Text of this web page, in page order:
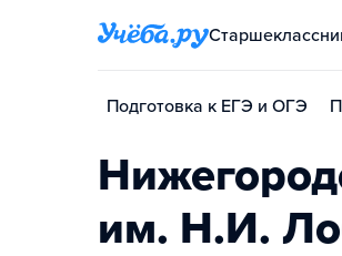
Подготовка к ЕГЭ и ОГЭ
им. Н.И.